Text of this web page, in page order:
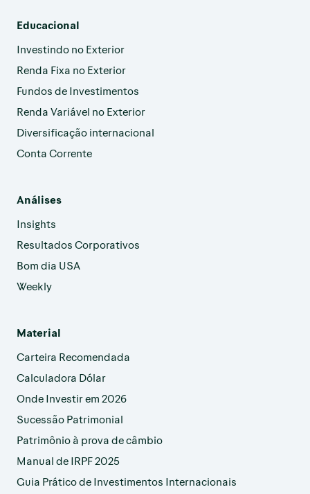
Educacional
Investindo no Exterior
Renda Fixa no Exterior
Fundos de Investimentos
Renda Variável no Exterior
Diversificação internacional
Conta Corrente
Análises
Insights
Resultados Corporativos
Bom dia USA
Weekly
Material
Carteira Recomendada
Calculadora Dólar
Onde Investir em 2026
Sucessão Patrimonial
Patrimônio à prova de câmbio
Manual de IRPF 2025
Guia Prático de Investimentos Internacionais